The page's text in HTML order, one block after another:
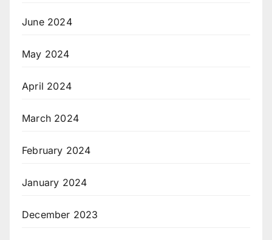
June 2024
May 2024
April 2024
March 2024
February 2024
January 2024
December 2023